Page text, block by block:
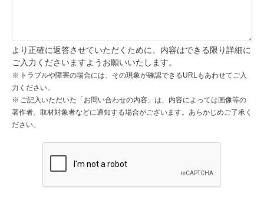
より正確に返答させていただくために、内容はできる限り詳細に
ご入力くださいますようお願いいたします。
トラブルや障害の場合には、その現象が確認できるURLもあわせてご入
力ください。
ご記入いただいた「お問い合わせの内容」は、内容によっては画像等の
著作者、取材対象者などに通知する場合がございます。あらかじめご了承く
ださい。